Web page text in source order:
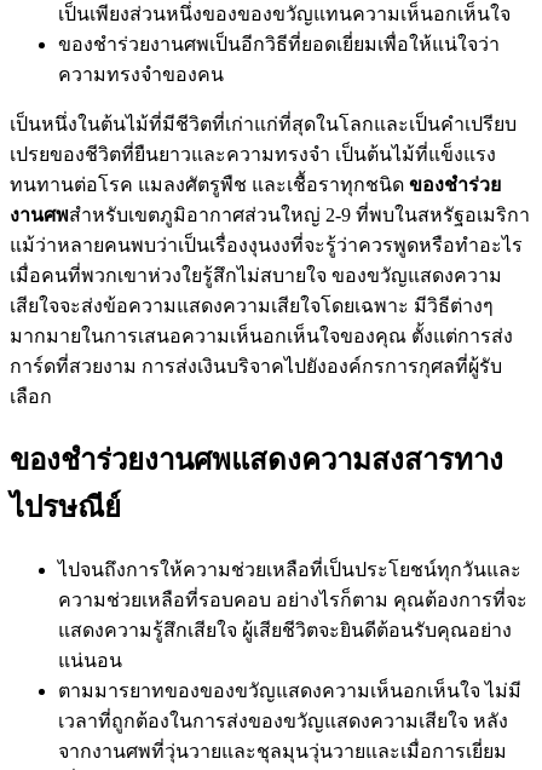
เป็นเพียงส่วนหนึ่งของของขวัญแทนความเห็นอกเห็นใจ
ของชำร่วยงานศพเป็นอีกวิธีที่ยอดเยี่ยมเพื่อให้แน่ใจว่า
ความทรงจำของคน
เป็นหนึ่งในต้นไม้ที่มีชีวิตที่เก่าแก่ที่สุดในโลกและเป็นคำเปรียบ
เปรยของชีวิตที่ยืนยาวและความทรงจำ เป็นต้นไม้ที่แข็งแรง
ทนทานต่อโรค แมลงศัตรูพืช และเชื้อราทุกชนิด ของชำร่วย
งานศพสำหรับเขตภูมิอากาศส่วนใหญ่ 2-9 ที่พบในสหรัฐอเมริกา
แม้ว่าหลายคนพบว่าเป็นเรื่องงุนงงที่จะรู้ว่าควรพูดหรือทำอะไร
เมื่อคนที่พวกเขาห่วงใยรู้สึกไม่สบายใจ ของขวัญแสดงความ
เสียใจจะส่งข้อความแสดงความเสียใจโดยเฉพาะ มีวิธีต่างๆ
มากมายในการเสนอความเห็นอกเห็นใจของคุณ ตั้งแต่การส่ง
การ์ดที่สวยงาม การส่งเงินบริจาคไปยังองค์กรการกุศลที่ผู้รับ
เลือก
ของชำร่วยงานศพแสดงความสงสารทาง
ไปรษณีย์
ไปจนถึงการให้ความช่วยเหลือที่เป็นประโยชน์ทุกวันและ
ความช่วยเหลือที่รอบคอบ อย่างไรก็ตาม คุณต้องการที่จะ
แสดงความรู้สึกเสียใจ ผู้เสียชีวิตจะยินดีต้อนรับคุณอย่าง
แน่นอน
ตามมารยาทของของขวัญแสดงความเห็นอกเห็นใจ ไม่มี
เวลาที่ถูกต้องในการส่งของขวัญแสดงความเสียใจ หลัง
จากงานศพที่วุ่นวายและชุลมุนวุ่นวายและเมื่อการเยี่ยม